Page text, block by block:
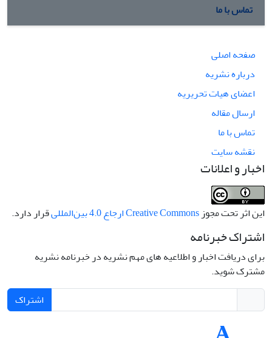
تماس با ما
صفحه اصلی
درباره نشریه
اعضای هیات تحریریه
ارسال مقاله
تماس با ما
نقشه سایت
اخبار و اعلانات
این اثر تحت مجوزCreative Commons ارجاع 4.0 بین‌المللی قرار دارد.
اشتراک خبرنامه
برای دریافت اخبار و اطلاعیه های مهم نشریه در خبرنامه نشریه
مشترک شوید.
اشتراک